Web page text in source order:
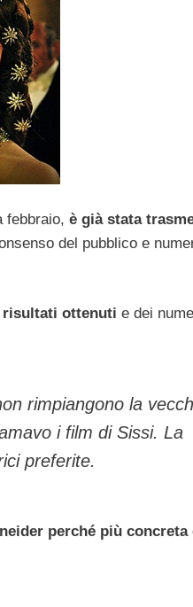
febbraio, è già stata
del pubblico e
risultati ottenuti e dei
rimpiangono la
i film di Sissi. La
preferite.
perché più concreta